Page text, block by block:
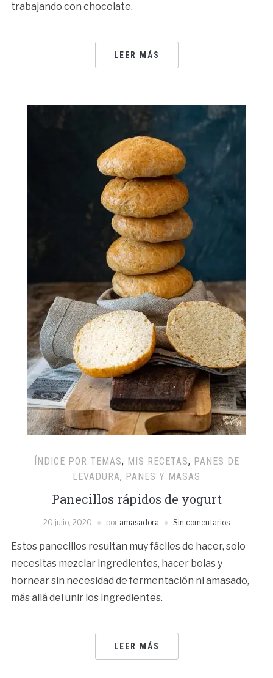
trabajando con chocolate.
LEER MÁS
ÍNDICE POR TEMAS, MIS RECETAS, PANES DE
LEVADURA, PANES Y MASAS
Panecillos rápidos de yogurt
20 julio, 2020 por amasadora Sin comentarios
Estos panecillos resultan muy fáciles de hacer, solo
necesitas mezclar ingredientes, hacer bolas y
hornear sin necesidad de fermentación ni amasado,
más allá del unir los ingredientes.
LEER MÁS